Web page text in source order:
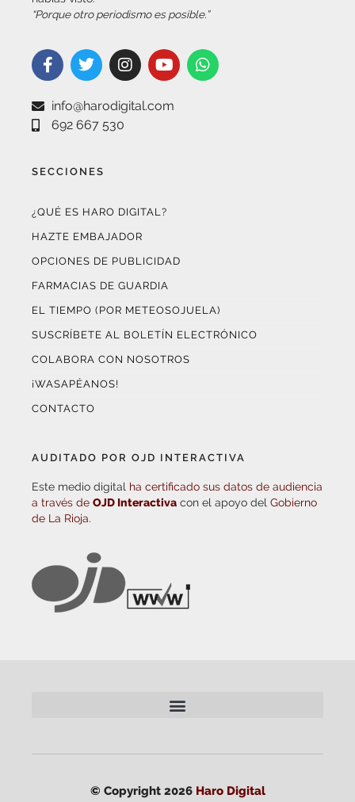
“Porque otro periodismo es posible.”
info@harodigital.com
692 667 530
SECCIONES
¿QUÉ ES HARO DIGITAL?
HAZTE EMBAJADOR
OPCIONES DE PUBLICIDAD
FARMACIAS DE GUARDIA
EL TIEMPO (POR METEOSOJUELA)
SUSCRÍBETE AL BOLETÍN ELECTRÓNICO
COLABORA CON NOSOTROS
¡WASAPÉANOS!
CONTACTO
AUDITADO POR OJD INTERACTIVA
Este medio digital ha certificado sus datos de audiencia
a través de OJD Interactiva con el apoyo del Gobierno
de La Rioja.
© Copyright 2026 Haro Digital